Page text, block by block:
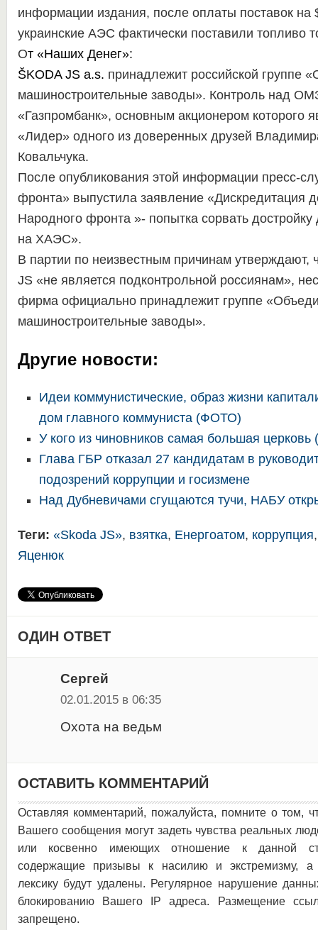
информации издания, после оплаты поставок на
украинские АЭС фактически поставили топливо
От «Наших Денег»:
ŠKODA JS a.s. принадлежит российской группе
машиностроительные заводы». Контроль над
«Газпромбанк», основным акционером которого
«Лидер» одного из доверенных друзей
Ковальчука.
После опубликования этой информации пресс-
фронта» выпустила заявление «Дискредитация
Народного фронта »- попытка сорвать достройку
на ХАЭС».
В партии по неизвестным причинам утверждают,
JS «не является подконтрольной россиянам»,
фирма официально принадлежит группе
машиностроительные заводы».
Другие новости:
Идеи коммунистические, образ жизни
дом главного коммуниста (ФОТО)
У кого из чиновников самая большая церковь
Глава ГБР отказал 27 кандидатам в
подозрений коррупции и госизмене
Над Дубневичами сгущаются тучи, НАБУ
Теги: «Skoda JS», взятка, Енергоатом, коррупция
Яценюк
ОДИН ОТВЕТ
Сергей
02.01.2015 в 06:35
Охота на ведьм
ОСТАВИТЬ КОММЕНТАРИЙ
Оставляя комментарий, пожалуйста, помните о том,
Вашего сообщения могут задеть чувства реальных
или косвенно имеющих отношение к данной
содержащие призывы к насилию и экстремизму, а
лексику будут удалены. Регулярное нарушение
блокированию Вашего IP адреса. Размещение
запрещено.